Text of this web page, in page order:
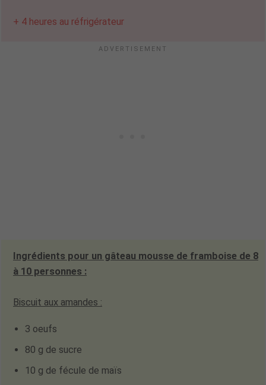
+ 4 heures au réfrigérateur
Ingrédients pour un gâteau mousse de framboise de 8
à 10 personnes :
Biscuit aux amandes :
3 oeufs
80 g de sucre
10 g de fécule de maïs